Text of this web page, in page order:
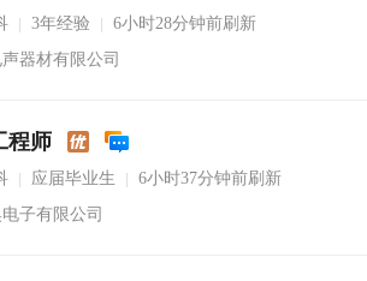
3年经验
6小时28分钟前刷新
器材有限公司
程师
应届毕业生
6小时37分钟前刷新
子有限公司